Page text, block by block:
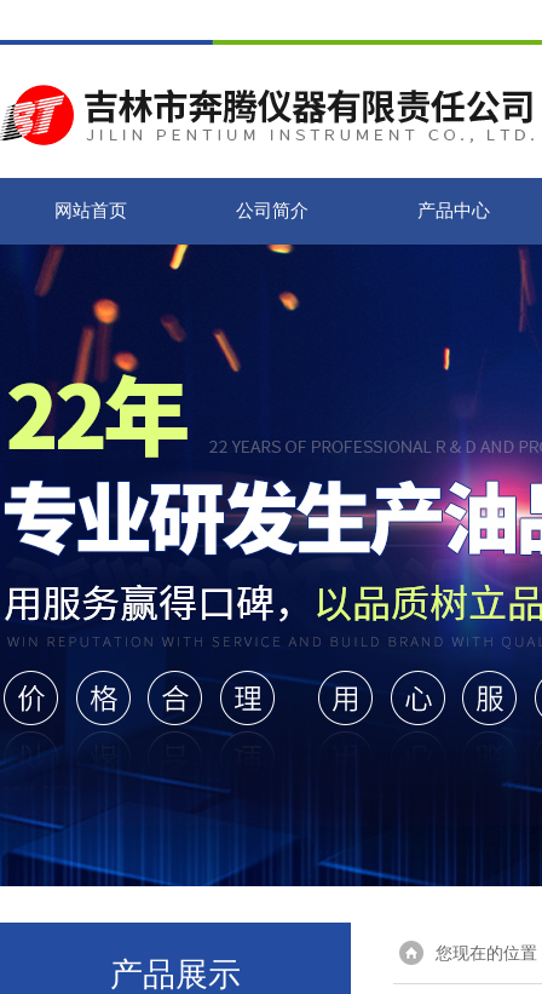
网站首页 公司简介 产品中心
产品展示
您现在的位置